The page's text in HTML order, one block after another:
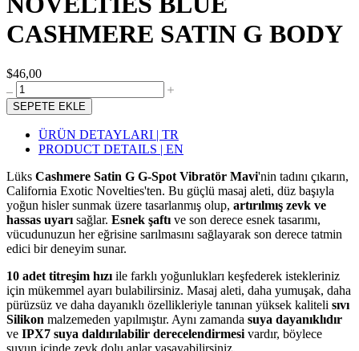
CASHMERE SATIN G BODY
$46,00
SEPETE EKLE
ÜRÜN DETAYLARI | TR
PRODUCT DETAILS | EN
Lüks Cashmere Satin G G-Spot Vibratör Mavi'nin tadını çıkarın,
California Exotic Novelties'ten. Bu güçlü masaj aleti, düz başıyla
yoğun hisler sunmak üzere tasarlanmış olup, artırılmış zevk ve
hassas uyarı sağlar. Esnek şaftı ve son derece esnek tasarımı,
vücudunuzun her eğrisine sarılmasını sağlayarak son derece tatmin
edici bir deneyim sunar.
10 adet titreşim hızı ile farklı yoğunlukları keşfederek istekleriniz
için mükemmel ayarı bulabilirsiniz. Masaj aleti, daha yumuşak, daha
pürüzsüz ve daha dayanıklı özellikleriyle tanınan yüksek kaliteli sıvı
Silikon malzemeden yapılmıştır. Aynı zamanda suya dayanıklıdır
ve IPX7 suya daldırılabilir derecelendirmesi vardır, böylece
suyun içinde zevk dolu anlar yaşayabilirsiniz.